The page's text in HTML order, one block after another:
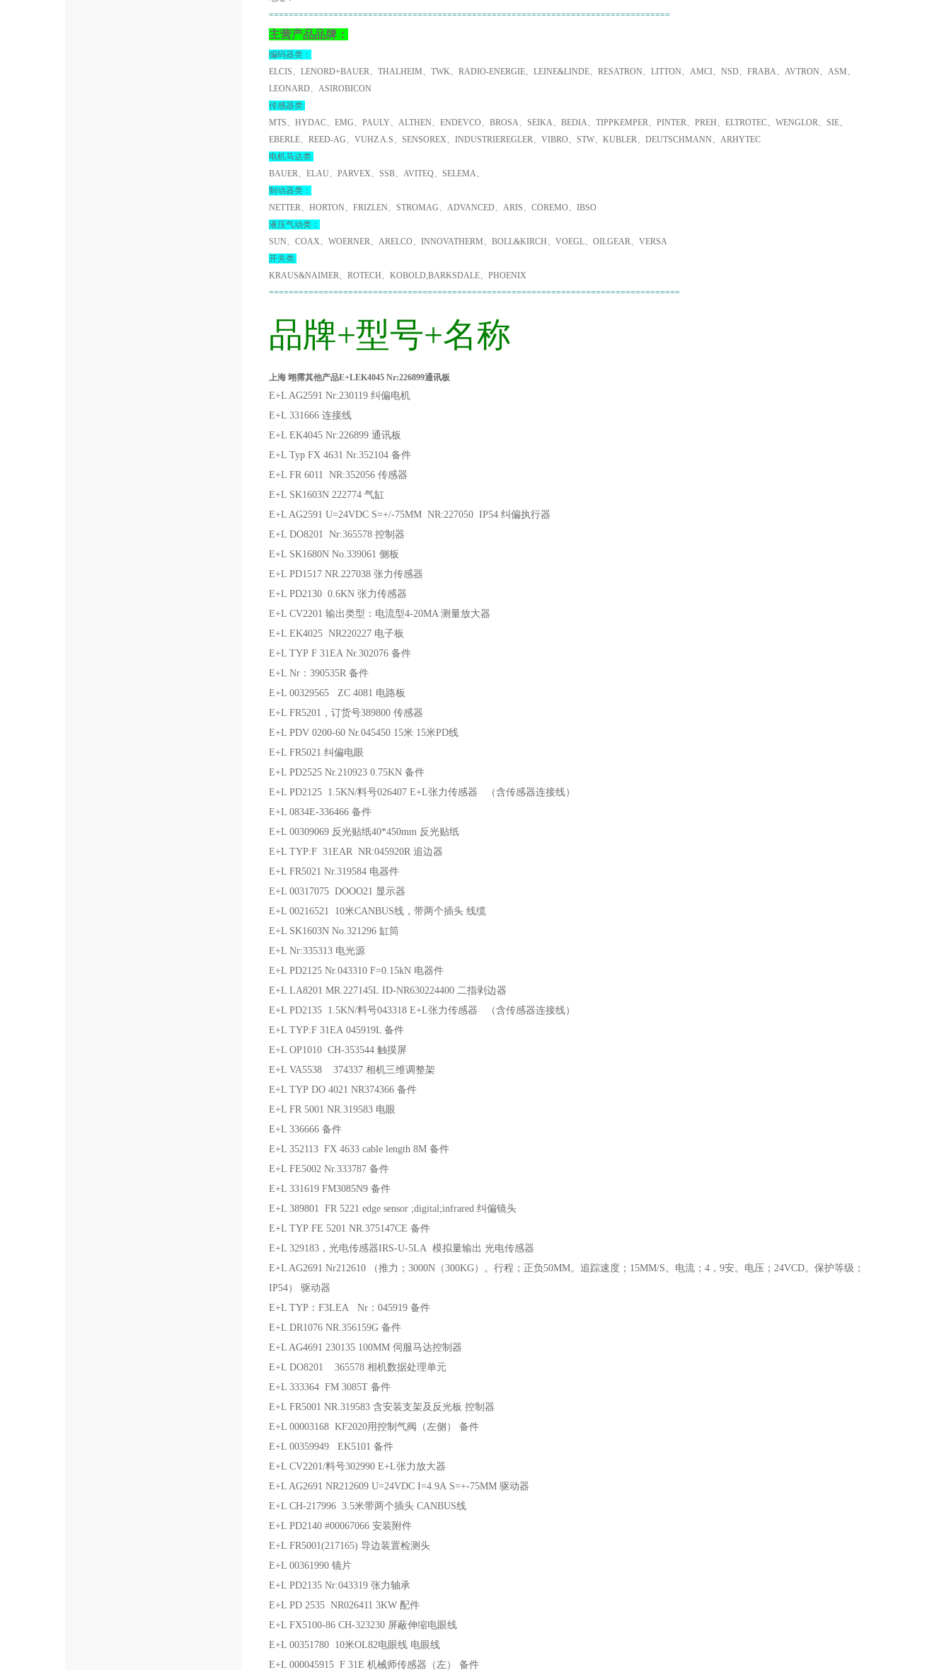
=================================================================================
主营产品品牌：
编码器类：
ELCIS、LENORD+BAUER、THALHEIM、TWK、RADIO-ENERGIE、LEINE&LINDE、RESATRON、LITTON、AMCI、NSD、FRABA、AVTRON、ASM、
LEONARD、ASIROBICON
传感器类:
MTS、HYDAC、EMG、PAULY、ALTHEN、ENDEVCO、BROSA、SEIKA、BEDIA、TIPPKEMPER、PINTER、PREH、ELTROTEC、WENGLOR、SIE、
EBERLE、REED-AG、VUHZ A.S、SENSOREX、INDUSTRIEREGLER、VIBRO、STW、KUBLER、DEUTSCHMANN、ARHYTEC
电机马达类:
BAUER、ELAU、PARVEX、SSB、AVITEQ、SELEMA、
制动器类：
NETTER、HORTON、FRIZLEN、STROMAG、ADVANCED、ARIS、COREMO、IBSO
液压气动类：
SUN、COAX、WOERNER、ARELCO、INNOVATHERM、BOLL&KIRCH、VOEGL、OILGEAR、VERSA
开关类:
KRAUS&NAIMER、ROTECH、KOBOLD,BARKSDALE、PHOENIX
===================================================================================
品牌+型号+名称
上海 翊霈其他产品E+LEK4045 Nr:226899通讯板
E+L AG2591 Nr:230119 纠偏电机
E+L 331666 连接线
E+L EK4045 Nr:226899 通讯板
E+L Typ FX 4631 Nr.352104 备件
E+L FR 6011 NR:352056 传感器
E+L SK1603N 222774 气缸
E+L AG2591 U=24VDC S=+/-75MM NR:227050 IP54 纠偏执行器
E+L DO8201 Nr:365578 控制器
E+L SK1680N No.339061 侧板
E+L PD1517 NR.227038 张力传感器
E+L PD2130 0.6KN 张力传感器
E+L CV2201 输出类型：电流型4-20MA 测量放大器
E+L EK4025 NR220227 电子板
E+L TYP F 31EA Nr.302076 备件
E+L Nr：390535R 备件
E+L 00329565 ZC 4081 电路板
E+L FR5201，订货号389800 传感器
E+L PDV 0200-60 Nr.045450 15米 15米PD线
E+L FR5021 纠偏电眼
E+L PD2525 Nr.210923 0.75KN 备件
E+L PD2125 1.5KN/料号026407 E+L张力传感器 （含传感器连接线）
E+L 0834E-336466 备件
E+L 00309069 反光贴纸40*450mm 反光贴纸
E+L TYP:F 31EAR NR:045920R 追边器
E+L FR5021 Nr.319584 电器件
E+L 00317075 DOOO21 显示器
E+L 00216521 10米CANBUS线，带两个插头 线缆
E+L SK1603N No.321296 缸筒
E+L Nr:335313 电光源
E+L PD2125 Nr.043310 F=0.15kN 电器件
E+L LA8201 MR.227145L ID-NR630224400 二指剥边器
E+L PD2135 1.5KN/料号043318 E+L张力传感器 （含传感器连接线）
E+L TYP:F 31EA 045919L 备件
E+L OP1010 CH-353544 触摸屏
E+L VA5538 374337 相机三维调整架
E+L TYP DO 4021 NR374366 备件
E+L FR 5001 NR.319583 电眼
E+L 336666 备件
E+L 352113 FX 4633 cable length 8M 备件
E+L FE5002 Nr.333787 备件
E+L 331619 FM3085N9 备件
E+L 389801 FR 5221 edge sensor ;digital;infrared 纠偏镜头
E+L TYP FE 5201 NR.375147CE 备件
E+L 329183，光电传感器IRS-U-5LA 模拟量输出 光电传感器
E+L AG2691 Nr212610 （推力；3000N（300KG）。行程；正负50MM。追踪速度；15MM/S。电流；4，9安。电压；24VCD。保护等级；
IP54） 驱动器
E+L TYP：F3LEA Nr：045919 备件
E+L DR1076 NR.356159G 备件
E+L AG4691 230135 100MM 伺服马达控制器
E+L DO8201 365578 相机数据处理单元
E+L 333364 FM 3085T 备件
E+L FR5001 NR.319583 含安装支架及反光板 控制器
E+L 00003168 KF2020用控制气阀（左侧） 备件
E+L 00359949 EK5101 备件
E+L CV2201/料号302990 E+L张力放大器
E+L AG2691 NR212609 U=24VDC I=4.9A S=+-75MM 驱动器
E+L CH-217996 3.5米带两个插头 CANBUS线
E+L PD2140 #00067066 安装附件
E+L FR5001(217165) 导边装置检测头
E+L 00361990 镜片
E+L PD2135 Nr:043319 张力轴承
E+L PD 2535 NR026411 3KW 配件
E+L FX5100-86 CH-323230 屏蔽伸缩电眼线
E+L 00351780 10米OL82电眼线 电眼线
E+L 000045915 F 31E 机械师传感器（左） 备件